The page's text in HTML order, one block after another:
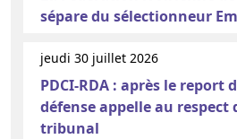
sépare du sélectionneur
jeudi 30 juillet 2026
PDCI-RDA : après le report
défense appelle au respect
tribunal